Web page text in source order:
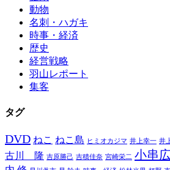
動物
名刺・ハガキ
時事・経済
歴史
経営戦略
羽山レポート
集客
タグ
DVD ねこ ねこ島 ヒミオカジマ 井上幸一 井
古川 隆 吉原勝己 吉積佳奈 宮崎栄二 小串